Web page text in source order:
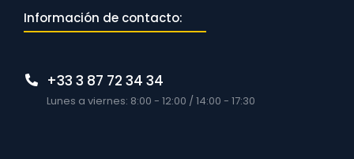
Información de contacto:
+33 3 87 72 34 34
Lunes a viernes: 8:00 - 12:00 / 14:00 - 17:30